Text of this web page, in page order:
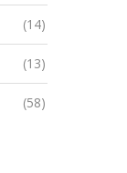
(14)
(13)
(58)